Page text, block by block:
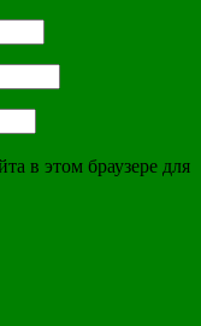
в этом браузере для